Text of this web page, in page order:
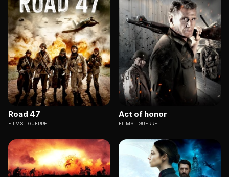
Road 47
FILMS GUERRE
Act of honor
FILMS GUERRE